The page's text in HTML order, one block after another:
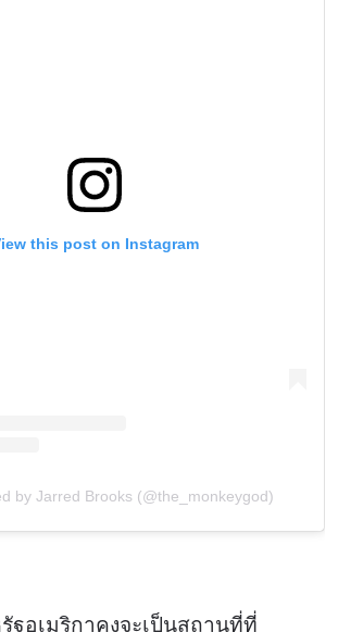
this post on Instagram
by Jarred Brooks (@the_monkeygod)
ฐอเมริกาคงจะเป็นสถานที่ที่
ไม่พลาดข่าวเด็ด
าวสารของ ONE รีบลงทะเบียนตอนนี้
ปเดตล่าสุดก่อนใคร รวมทั้งข้อเสนอ
ร์มนี้ถือว่าท่านให้ความยินยอมให้เรา
การสมัครรับข่าวสารได้ตลอดเวลา